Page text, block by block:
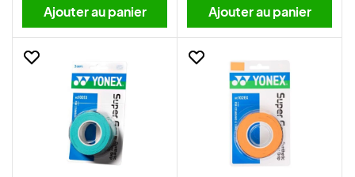
Ajouter au panier Ajouter au panier